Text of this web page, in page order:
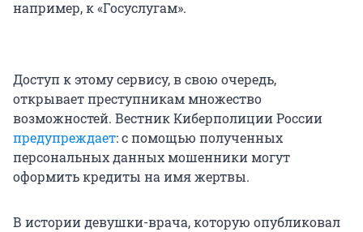
например, к «Госуслугам».
Доступ к этому сервису, в свою очередь,
открывает преступникам множество
возможностей. Вестник Киберполиции России
предупреждает: с помощью полученных
персональных данных мошенники могут
оформить кредиты на имя жертвы.
В истории девушки-врача, которую опубликовал